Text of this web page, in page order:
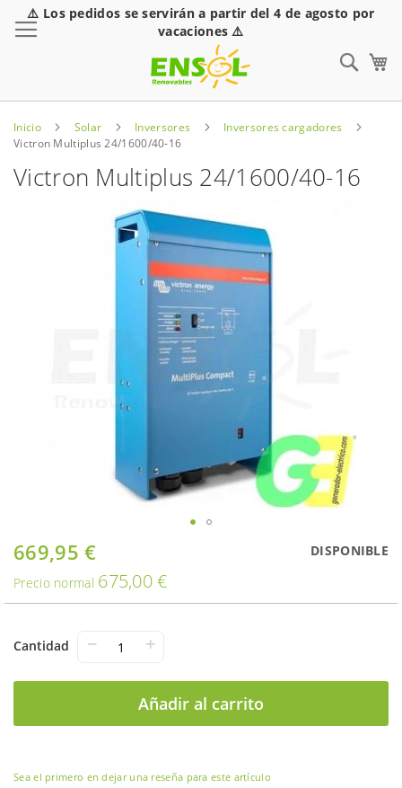
⚠️ Los pedidos se servirán a partir del 4 de agosto por
vacaciones ⚠️
Inicio Solar Inversores
Inversores cargadores
Victron Multiplus 24/1600/40-16
Victron Multiplus 24/1600/40-16
Oferta
669,95 €
Precio normal 675,00 €
DISPONIBLE
Cantidad − +
Añadir al carrito
Saltar
al
comienzo
de
Sea el primero en dejar una reseña para este artículo